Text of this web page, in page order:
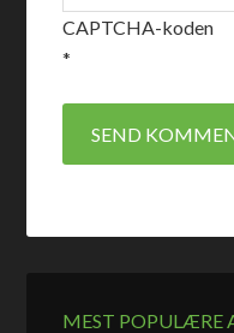
CAPTCHA-koden
*
MEST POPULÆRE